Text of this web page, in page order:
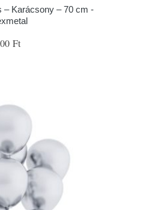
– Karácsony – 70 cm -
Ft